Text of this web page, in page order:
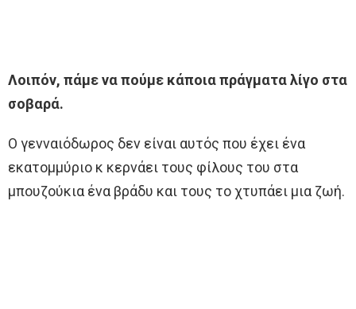
Λοιπόν, πάμε να πούμε κάποια πράγματα λίγο στα
σοβαρά.
Ο γενναιόδωρος δεν είναι αυτός που έχει ένα
εκατομμύριο κ κερνάει τους φίλους του στα
μπουζούκια ένα βράδυ και τους το χτυπάει μια ζωή.